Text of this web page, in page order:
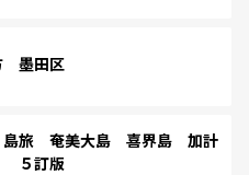
墨田区
旅 奄美大島 喜界島 加計
５訂版